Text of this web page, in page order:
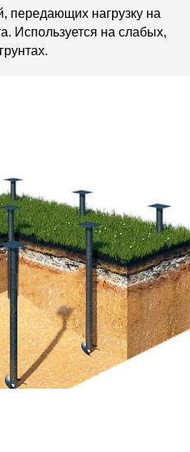
передающих нагрузку на
Используется на слабых,